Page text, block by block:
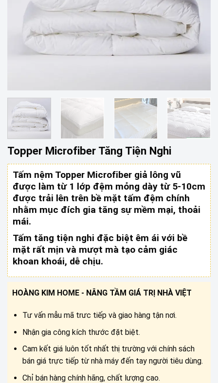
Topper Microfiber Tăng Tiện Nghi
Tấm nệm Topper Microfiber giả lông vũ
được làm từ 1 lớp đệm mỏng dày từ 5-10cm
được trải lên trên bề mặt tấm đệm chính
nhằm mục đích gia tăng sự mềm mại, thoải
mái.
Tấm tăng tiện nghi đặc biệt êm ái với bề
mặt rất mịn và mượt mà tạo cảm giác
khoan khoái, dễ chịu.
HOÀNG KIM HOME - NÂNG TẦM GIÁ TRỊ NHÀ VIỆT
Tư vấn mẫu mã trưc tiếp và giao hàng tận nơi.
Nhận gia công kích thước đặt biệt.
Cam kết giá luôn tốt nhất thị trường với chính sách
bán giá trực tiếp từ nhà máy đến tay người tiêu dùng.
Chỉ bán hàng chính hãng, chất lượng cao.